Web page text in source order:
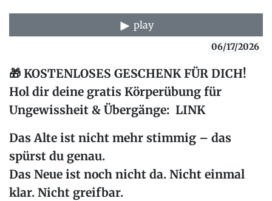
play
06/17/2026
🎁 KOSTENLOSES GESCHENK FÜR DICH!
Hol dir deine gratis Körperübung für
Ungewissheit & Übergänge: LINK
Das Alte ist nicht mehr stimmig – das
spürst du genau.
Das Neue ist noch nicht da. Nicht einmal
klar. Nicht greifbar.